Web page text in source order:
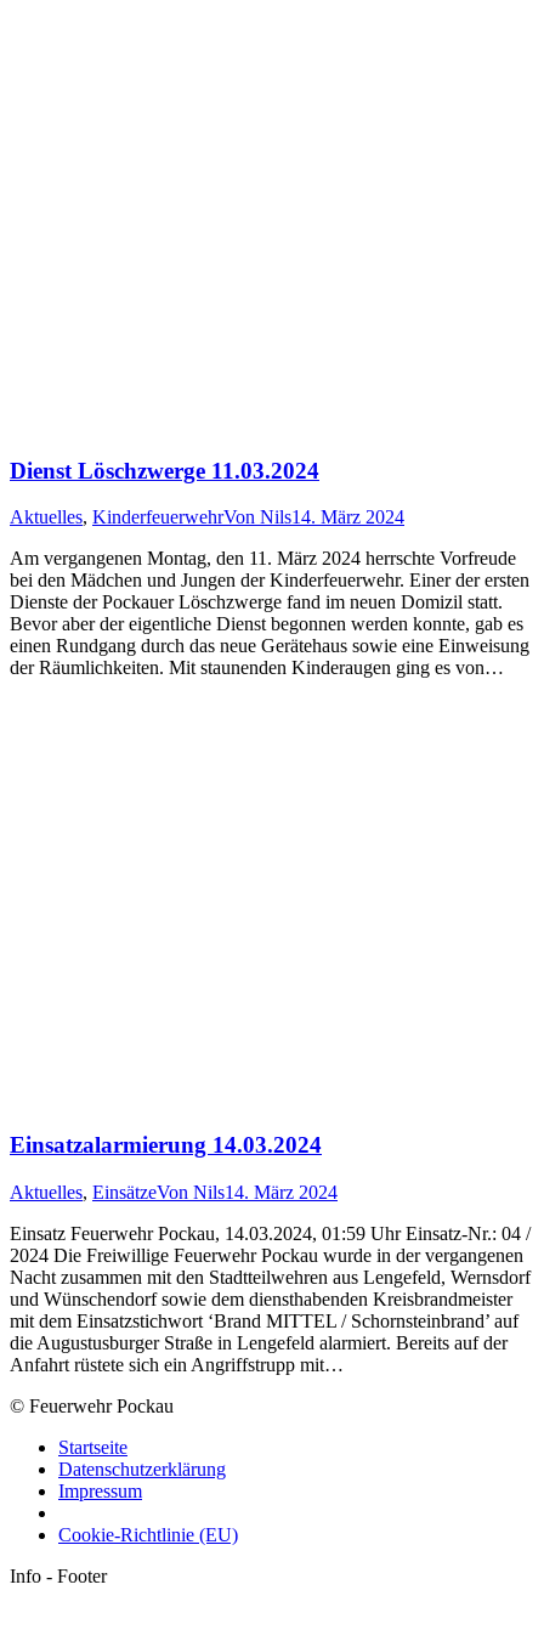
Dienst Löschzwerge 11.03.2024
Aktuelles, KinderfeuerwehrVon Nils14. März 2024
Am vergangenen Montag, den 11. März 2024 herrschte Vorfreude
bei den Mädchen und Jungen der Kinderfeuerwehr. Einer der ersten
Dienste der Pockauer Löschzwerge fand im neuen Domizil statt.
Bevor aber der eigentliche Dienst begonnen werden konnte, gab es
einen Rundgang durch das neue Gerätehaus sowie eine Einweisung
der Räumlichkeiten. Mit staunenden Kinderaugen ging es von…
Einsatzalarmierung 14.03.2024
Aktuelles, EinsätzeVon Nils14. März 2024
Einsatz Feuerwehr Pockau, 14.03.2024, 01:59 Uhr Einsatz-Nr.: 04 /
2024 Die Freiwillige Feuerwehr Pockau wurde in der vergangenen
Nacht zusammen mit den Stadtteilwehren aus Lengefeld, Wernsdorf
und Wünschendorf sowie dem diensthabenden Kreisbrandmeister
mit dem Einsatzstichwort ‘Brand MITTEL / Schornsteinbrand’ auf
die Augustusburger Straße in Lengefeld alarmiert. Bereits auf der
Anfahrt rüstete sich ein Angriffstrupp mit…
© Feuerwehr Pockau
Startseite
Datenschutzerklärung
Impressum
Cookie-Richtlinie (EU)
Info - Footer